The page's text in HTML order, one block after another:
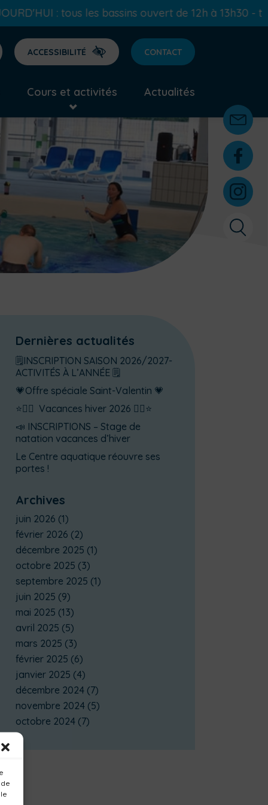
les bassins ouvert de 12h à 13h30 - tous les bassins
ACCESSIBILITÉ CONTACT
Cours et activités Actualités
Dernières actualités
🗒️INSCRIPTION SAISON 2026/2027-
ACTIVITÉS À L’ANNÉE 🗒️
💗Offre spéciale Saint-Valentin 💗
⭐🏊‍♂️ Vacances hiver 2026 🏊‍♂️⭐
📣 INSCRIPTIONS – Stage de
natation vacances d’hiver
Le Centre aquatique réouvre ses
portes !
Archives
juin 2026 (1)
février 2026 (2)
décembre 2025 (1)
octobre 2025 (3)
septembre 2025 (1)
juin 2025 (9)
mai 2025 (13)
avril 2025 (5)
mars 2025 (3)
février 2025 (6)
janvier 2025 (4)
décembre 2024 (7)
novembre 2024 (5)
octobre 2024 (7)